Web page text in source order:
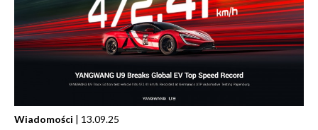
Wiadomości | 13.09.25